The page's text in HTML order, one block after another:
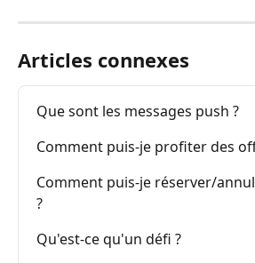
Articles connexes
Que sont les messages push ?
Comment puis-je profiter des
Comment puis-je réserver/
?
Qu'est-ce qu'un défi ?